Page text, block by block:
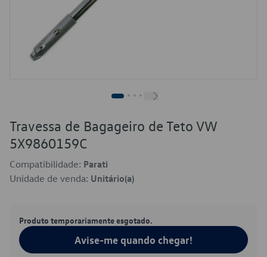
Travessa de Bagageiro de Teto VW
5X9860159C
Compatibilidade: Parati
Unidade de venda: Unitário(a)
Produto temporariamente esgotado.
Avise-me quando chegar!